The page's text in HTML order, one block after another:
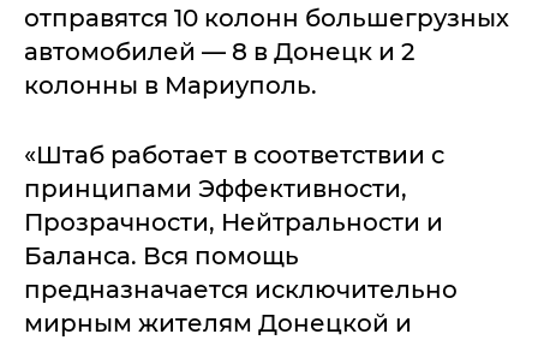
отправятся 10 колонн большегрузных
автомобилей — 8 в Донецк и 2
колонны в Мариуполь.
«Штаб работает в соответствии с
принципами Эффективности,
Прозрачности, Нейтральности и
Баланса. Вся помощь
предназначается исключительно
мирным жителям Донецкой и